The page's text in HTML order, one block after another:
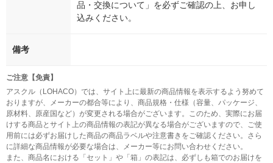
品・交換について」を必ずご確認の上、お申し
込みください。
備考
ご注意【免責】
アスクル（LOHACO）では、サイト上に最新の商品情報を表示するよう努めて
おりますが、メーカーの都合等により、商品規格・仕様（容量、パッケージ、
原材料、原産国など）が変更される場合がございます。このため、実際にお届
けする商品とサイト上の商品情報の表記が異なる場合がございますので、ご使
用前には必ずお届けした商品の商品ラベルや注意書きをご確認ください。さら
に詳細な商品情報が必要な場合は、メーカー等にお問い合わせください。
また、商品名における「セット」や「箱」の表記は、必ずしも箱でのお届けを